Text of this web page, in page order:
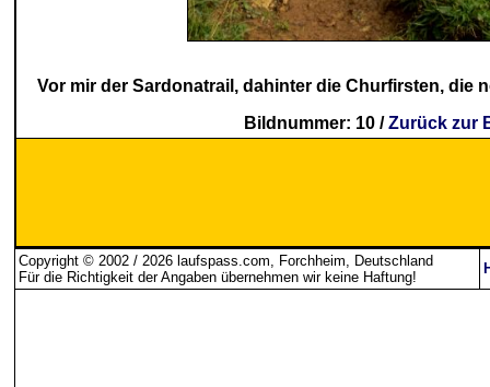
Vor mir der Sardonatrail, dahinter die Churfirsten, die
Bildnummer: 10 /Zurück zur
Copyright © 2002 / 2026 laufspass.com, Forchheim, Deutschland
Für die Richtigkeit der Angaben übernehmen wir keine Haftung!